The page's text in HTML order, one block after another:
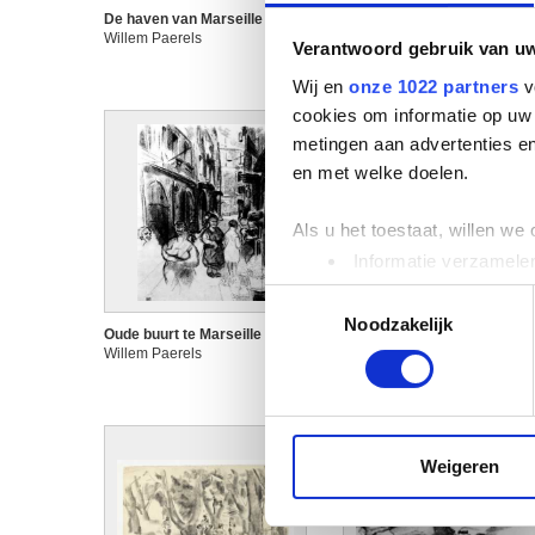
Verantwoord gebruik van
Wij en onze 1022 partners
cookies om informatie op
metingen aan advertenties
en met welke doelen.
Als u het toestaat, willen we
Informatie
Uw apparaat
Lees meer over hoe uw
media, adverteren en
Toestemmingsselectie
Noodzakelijk
Weigeren
De haven van Marseille
Willem Paerels
Willem Paerels
Oude buurt te Marseille
Willem Paerels
Oude havenbuurt te Marseille
Willem Paerels